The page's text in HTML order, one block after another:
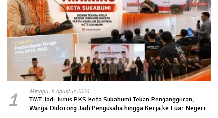
1 Minggu, 9 Agustus 2026
TMT Jadi Jurus PKS Kota Sukabumi Tekan Pengangguran,
Warga Didorong Jadi Pengusaha hingga Kerja ke Luar Negeri